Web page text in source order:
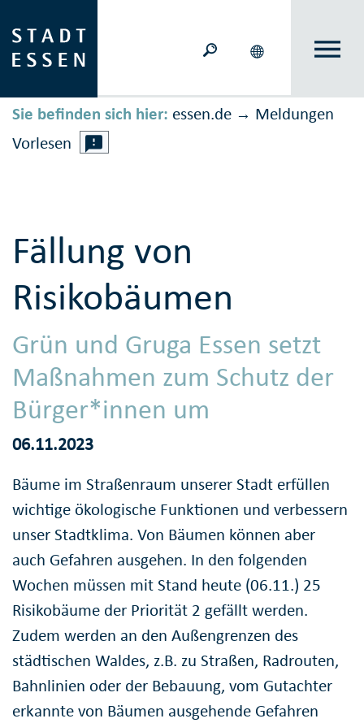
Sie befinden sich hier: essen.de → Meldungen
Vorlesen
Fällung von
Risikobäumen
Grün und Gruga Essen setzt
Maßnahmen zum Schutz der
Bürger*innen um
06.11.2023
Bäume im Straßenraum unserer Stadt erfüllen
wichtige ökologische Funktionen und verbessern
unser Stadtklima. Von Bäumen können aber
auch Gefahren ausgehen. In den folgenden
Wochen müssen mit Stand heute (06.11.) 25
Risikobäume der Priorität 2 gefällt werden.
Zudem werden an den Außengrenzen des
städtischen Waldes, z.B. zu Straßen, Radrouten,
Bahnlinien oder der Bebauung, vom Gutachter
erkannte von Bäumen ausgehende Gefahren